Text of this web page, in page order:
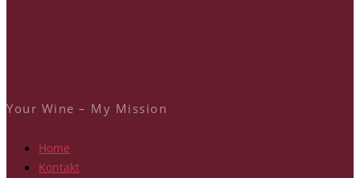
Your Wine – My Mission
Home
Kontakt